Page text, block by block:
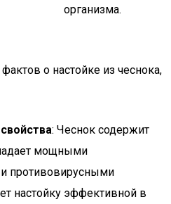
организма.
о настойке из чеснока,
: Чеснок содержит
мощными
противовирусными
настойку эффективной в